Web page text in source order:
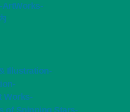
ArtWorks-
Illustration-
Works-
of Spinning Stars-